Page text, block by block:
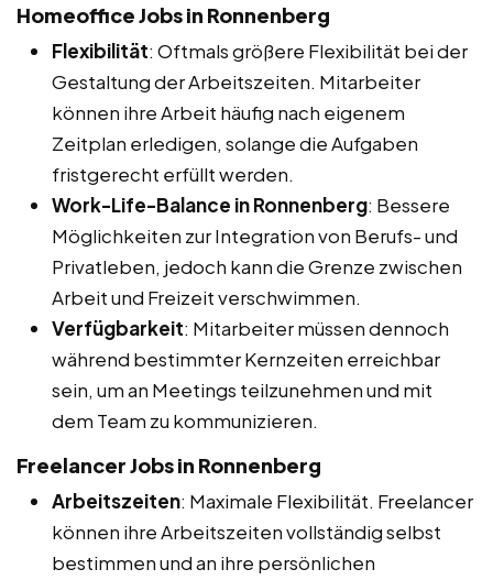
Homeoffice Jobs in Ronnenberg
Flexibilität: Oftmals größere Flexibilität bei der
Gestaltung der Arbeitszeiten. Mitarbeiter
können ihre Arbeit häufig nach eigenem
Zeitplan erledigen, solange die Aufgaben
fristgerecht erfüllt werden.
Work-Life-Balance in Ronnenberg: Bessere
Möglichkeiten zur Integration von Berufs- und
Privatleben, jedoch kann die Grenze zwischen
Arbeit und Freizeit verschwimmen.
Verfügbarkeit: Mitarbeiter müssen dennoch
während bestimmter Kernzeiten erreichbar
sein, um an Meetings teilzunehmen und mit
dem Team zu kommunizieren.
Freelancer Jobs in Ronnenberg
Arbeitszeiten: Maximale Flexibilität. Freelancer
können ihre Arbeitszeiten vollständig selbst
bestimmen und an ihre persönlichen